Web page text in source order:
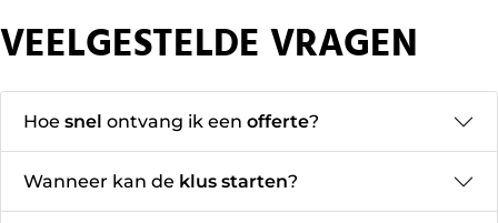
VEELGESTELDE VRAGEN
Hoe snel ontvang ik een offerte?
Wanneer kan de klus starten?